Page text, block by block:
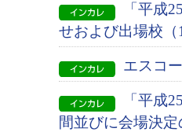
「平成
せおよび出場校
エスコ
「平成
間並びに会場決